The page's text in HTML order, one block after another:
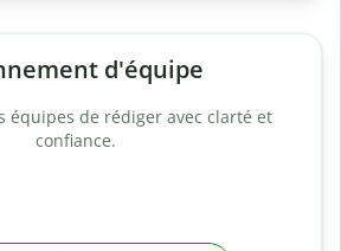
d'équipe
équipes de rédiger avec clarté et
confiance.